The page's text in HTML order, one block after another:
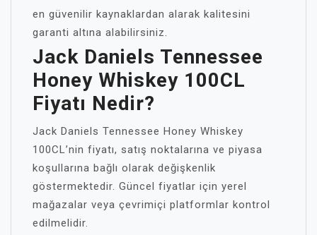
en güvenilir kaynaklardan alarak kalitesini
garanti altına alabilirsiniz.
Jack Daniels Tennessee
Honey Whiskey 100CL
Fiyatı Nedir?
Jack Daniels Tennessee Honey Whiskey
100CL’nin fiyatı, satış noktalarına ve piyasa
koşullarına bağlı olarak değişkenlik
göstermektedir. Güncel fiyatlar için yerel
mağazalar veya çevrimiçi platformlar kontrol
edilmelidir.